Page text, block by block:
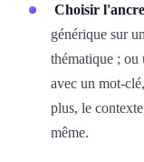
Choisir l'ancre
générique sur
thématique ; ou
avec un mot-
plus, le
même.